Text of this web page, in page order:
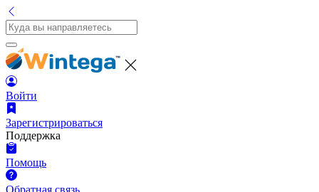
Войти
Зарегистрироваться
Поддержка
Помощь
Обратная связь